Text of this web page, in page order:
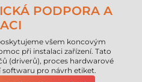
PODPORA A
všem koncovým
při instalaci zařízení. Tato
(driverů), proces hardwarové
softwaru pro návrh etiket.